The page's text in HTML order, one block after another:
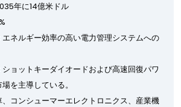
年に14億米ドル
エネルギー効率の高い電力管理システムへの
ショットキーダイオードおよび高速回復パワ
を主導している。
、コンシューマーエレクトロニクス、産業機